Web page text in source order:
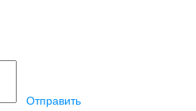
Отправить